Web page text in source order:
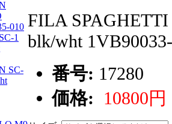
1
FILA SPAGHETTI
blk/wht
番号: 17280
価格: 10800円